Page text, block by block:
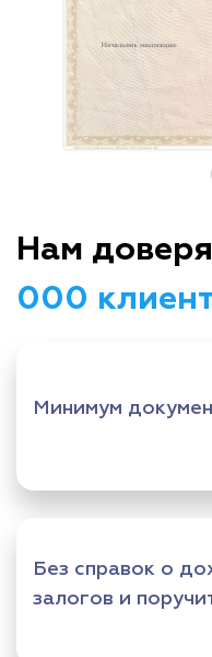
Нам
000
Минимум
Без справок о
залогов и